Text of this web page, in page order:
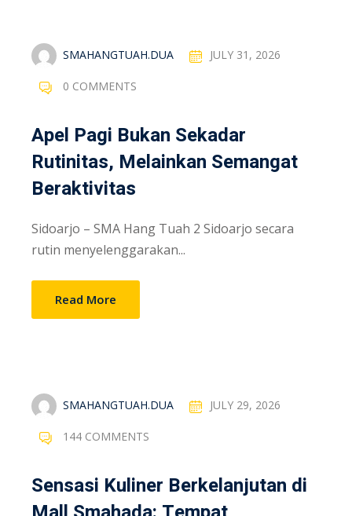
SMAHANGTUAH.DUA JULY 31, 2026
0 COMMENTS
Apel Pagi Bukan Sekadar
Rutinitas, Melainkan Semangat
Beraktivitas
Sidoarjo – SMA Hang Tuah 2 Sidoarjo secara
rutin menyelenggarakan...
Read More
SMAHANGTUAH.DUA JULY 29, 2026
144 COMMENTS
Sensasi Kuliner Berkelanjutan di